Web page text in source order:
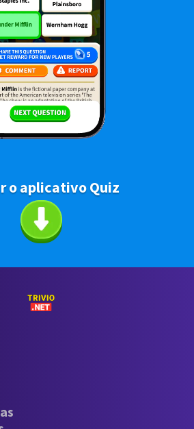
o aplicativo Quiz